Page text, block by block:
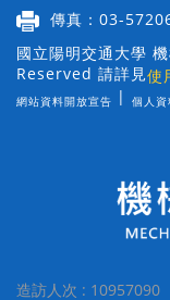
傳真：03-
國立陽明交通大學
Reserved 請詳見使
網站資料開放宣告 | 個人
造訪人次 : 10957090